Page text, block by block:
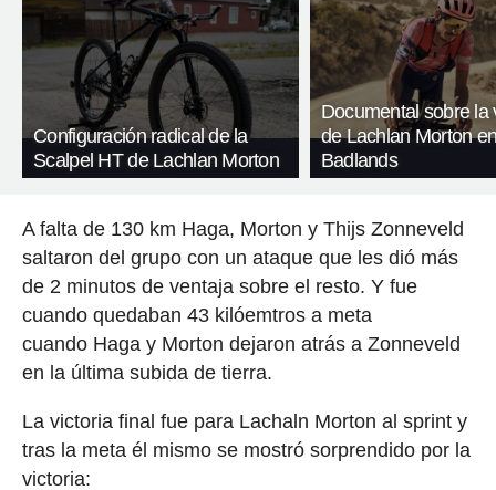
Configuración radical de la
Scalpel HT de Lachlan Morton
Documental sobre la
de Lachlan Morton
Badlands
A falta de 130 km Haga, Morton y Thijs Zonneveld
saltaron del grupo con un ataque que les dió más
de 2 minutos de ventaja sobre el resto. Y fue
cuando quedaban 43 kilóemtros a meta
cuando Haga y Morton dejaron atrás a Zonneveld
en la última subida de tierra.
La victoria final fue para Lachaln Morton al sprint y
tras la meta él mismo se mostró sorprendido por la
victoria: